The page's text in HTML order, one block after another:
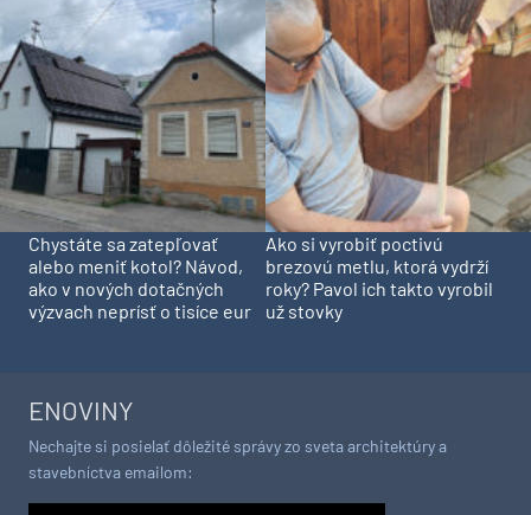
Chystáte sa zatepľovať
alebo meniť kotol? Návod,
ako v nových dotačných
výzvach neprísť o tisíce eur
Ako si vyrobiť poctivú
brezovú metlu, ktorá vydrží
roky? Pavol ich takto vyrobil
už stovky
ENOVINY
Nechajte si posielať dôležité správy zo sveta architektúry a
stavebníctva emailom: